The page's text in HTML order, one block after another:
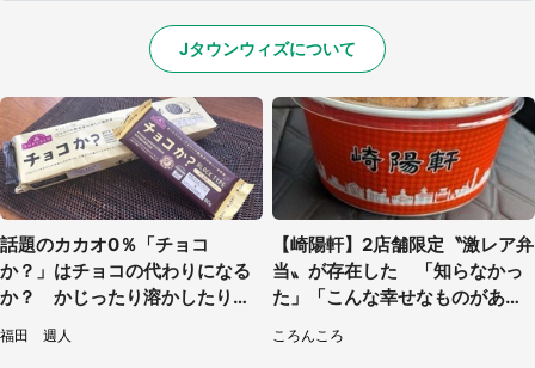
Jタウンウィズについて
話題のカカオ0％「チョコ
か？」はチョコの代わりになる
か？ かじったり溶かしたりし
て食べてみた
福田 週人
【崎陽軒】2店舗限定〝激レア弁
当〟が存在した 「知らなかっ
た」「こんな幸せなものがあっ
ころんころ